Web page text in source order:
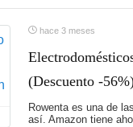
hace 3 meses
(Descuento -
Rowenta es una de
así. Amazon tiene